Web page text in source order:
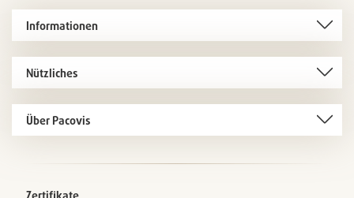
Informationen
Nützliches
Über Pacovis